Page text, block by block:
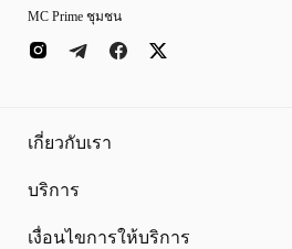
MC Prime ชุมชน
เกี่ยวกับเรา
บริการ
เงื่อนไขการให้บริการ